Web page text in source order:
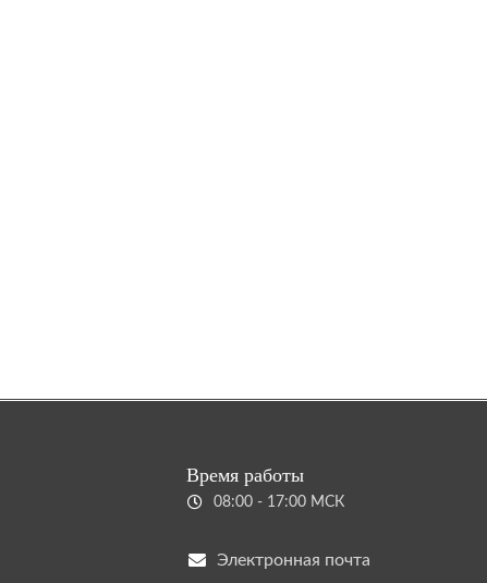
Время работы
08:00 - 17:00 МСК
Электронная почта